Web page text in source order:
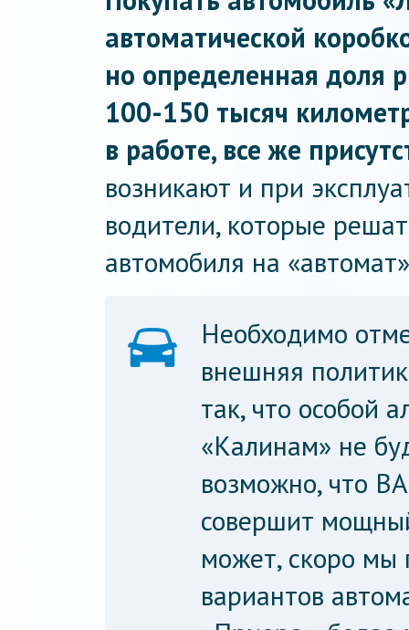
автоматической
но определенная доля
100-150 тысяч
в работе, все же
возникают и при
водители, которые
автомобиля на
Необходимо
внешняя
так, что особой
«Калинам» не
возможно, что
совершит
может, скоро мы
вариантов